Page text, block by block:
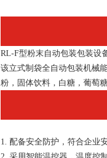
RL-F型粉末自动包装包装设
该立式制袋全自动包装机械
粉，固体饮料，白糖，葡萄
1. 配备安全防护，符合企业